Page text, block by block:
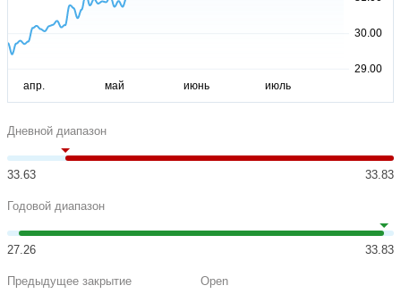
Дневной диапазон
33.63 33.83
Годовой диапазон
27.26 33.83
Предыдущее закрытие Open